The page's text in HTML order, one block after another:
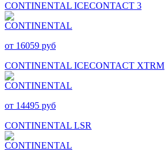
CONTINENTAL ICECONTACT 3
от 16059 руб
CONTINENTAL ICECONTACT XTRM
от 14495 руб
CONTINENTAL LSR